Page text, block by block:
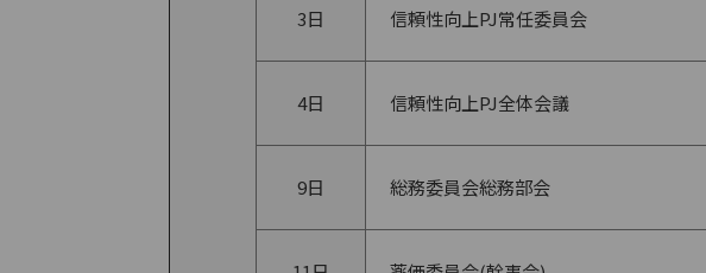
3日 信頼性向上PJ常任委員会
4日 信頼性向上PJ全体会議
9日 総務委員会総務部会